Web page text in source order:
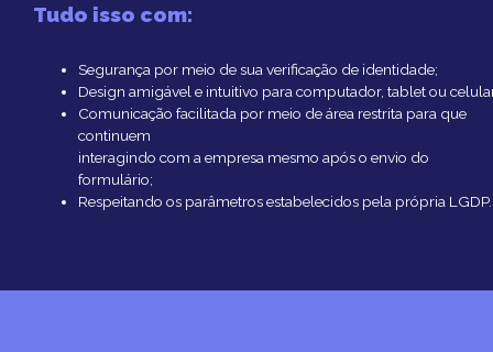
Tudo isso com:
Segurança por meio de sua verificação de identidade;
Design amigável e intuitivo para computador, tablet ou
Comunicação facilitada por meio de área restrita para que
continuem
interagindo com a empresa mesmo após o envio do
formulário;
Respeitando os parâmetros estabelecidos pela própria LGDP.